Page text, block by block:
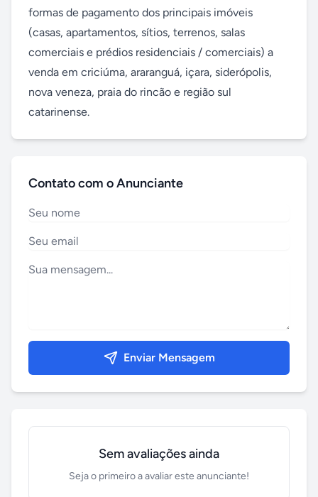
formas de pagamento dos principais imóveis
(casas, apartamentos, sítios, terrenos, salas
comerciais e prédios residenciais / comerciais) a
venda em criciúma, araranguá, içara, siderópolis,
nova veneza, praia do rincão e região sul
catarinense.
Contato com o Anunciante
Enviar Mensagem
Sem avaliações ainda
Seja o primeiro a avaliar este anunciante!